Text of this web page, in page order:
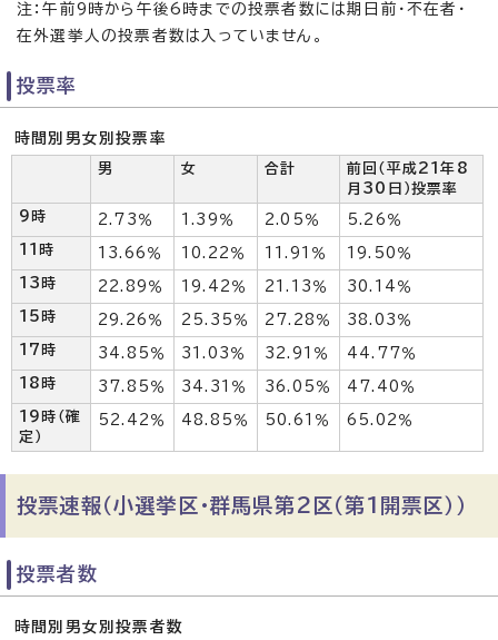
注：午前9時から午後6時までの投票者数には期日前・不在者・
在外選挙人の投票者数は入っていません。
投票率
時間別男女別投票率
男 女 合計
前回（平成21年8
月30日）投票率
9時
2.73％ 1.39％ 2.05％ 5.26％
11時 13.66％ 10.22％ 11.91％ 19.50％
13時 22.89％ 19.42％ 21.13％ 30.14％
15時 29.26％ 25.35％ 27.28％ 38.03％
17時 34.85％ 31.03％ 32.91％ 44.77％
18時 37.85％ 34.31％ 36.05％ 47.40％
19時（確
定）
52.42％ 48.85％ 50.61％ 65.02％
投票速報（小選挙区・群馬県第2区（第1開票区））
投票者数
時間別男女別投票者数